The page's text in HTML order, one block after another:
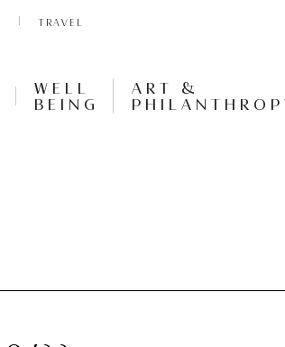
TRAVEL
WELL
BEING
ART &